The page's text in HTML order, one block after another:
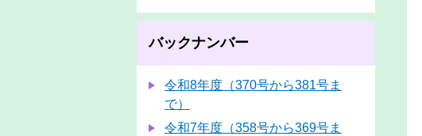
バックナンバー
令和8年度（370号から381号ま
で）
令和7年度（358号から369号ま